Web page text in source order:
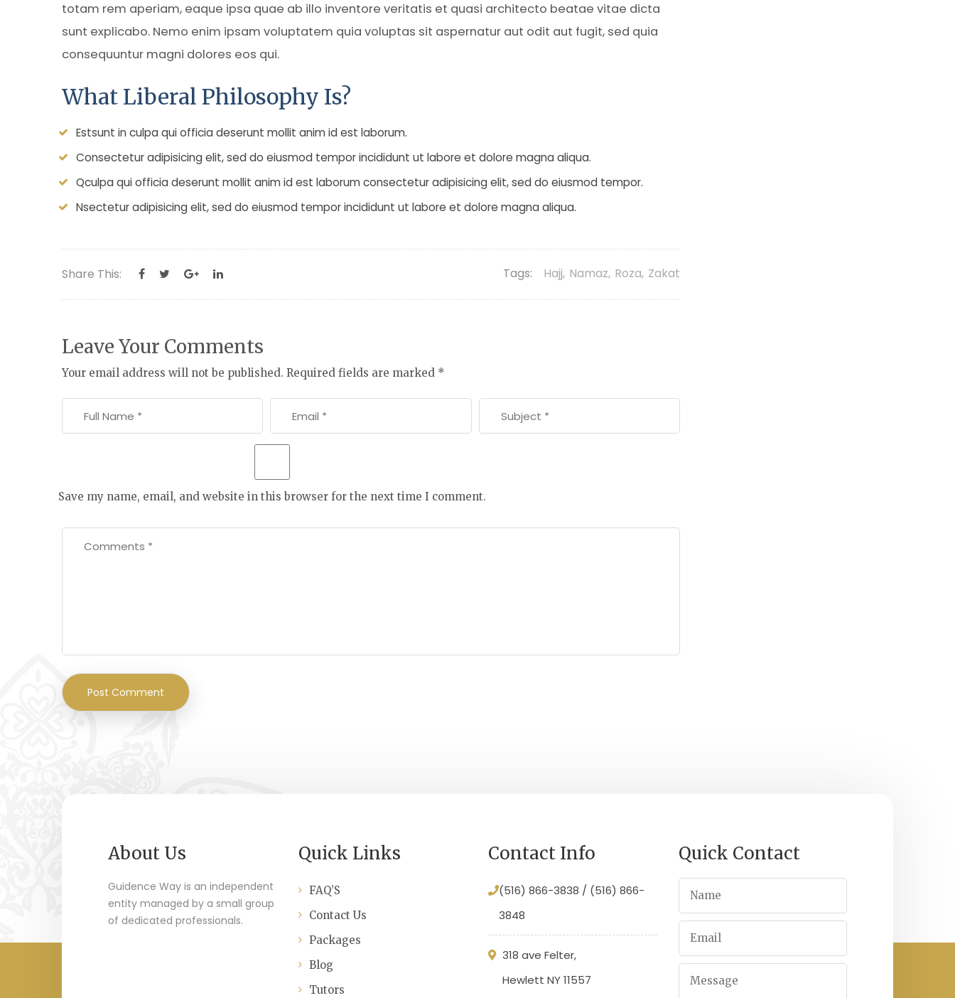
totam rem aperiam, eaque ipsa quae ab illo inventore veritatis et quasi architecto beatae vitae dicta
sunt explicabo. Nemo enim ipsam voluptatem quia voluptas sit aspernatur aut odit aut fugit, sed quia
consequuntur magni dolores eos qui.
What Liberal Philosophy Is?
Estsunt in culpa qui officia deserunt mollit anim id est laborum.
Consectetur adipisicing elit, sed do eiusmod tempor incididunt ut labore et dolore magna aliqua.
Qculpa qui officia deserunt mollit anim id est laborum consectetur adipisicing elit, sed do eiusmod tempor.
Nsectetur adipisicing elit, sed do eiusmod tempor incididunt ut labore et dolore magna aliqua.
Share This: Tags: Hajj, Namaz, Roza, Zakat
Leave Your Comments
Your email address will not be published. Required fields are marked *
Save my name, email, and website in this browser for the next time I comment.
About Us
Guidence Way is an independent
entity managed by a small group
of dedicated professionals.
Quick Links
FAQ’S
Contact Us
Packages
Blog
Tutors
Contact Info
(516) 866-3838 / (516) 866-
3848
318 ave Felter,
Hewlett NY 11557
Quick Contact